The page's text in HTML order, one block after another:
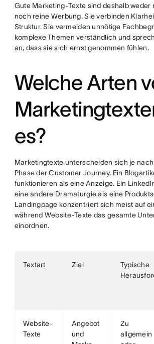
Gute Marketing-Texte sind deshalb weder
noch reine Werbung. Sie verbinden
Struktur. Sie vermeiden unnötige
komplexe Themen verständlich und
an, dass sie sich ernst genommen fühlen.
Welche Arten
es?
Marketingtexte unterscheiden sich je
Phase der Customer Journey. Ein
funktionieren als eine Anzeige. Ein
eine andere Dramaturgie als eine
Landingpage konzentriert sich meist auf
während Website-Texte das gesamte
einordnen.
Textart Ziel
Typische
Website-
Texte
Angebot
und
Zu
allgemein